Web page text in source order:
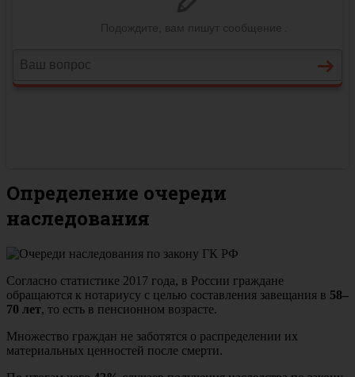
Определение очереди
наследования
Согласно статистике 2017 года, в России граждане
обращаются к нотариусу с целью составления завещания в 58–
70 лет, то есть в пенсионном возрасте.
Множество граждан не заботятся о распределении их
материальных ценностей после смерти.